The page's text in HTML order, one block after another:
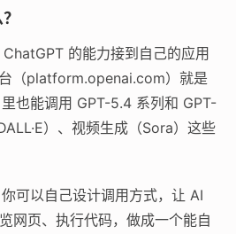
的能力接到自己的应用
（platform.openai.com）就是
也能调用 GPT-5.4 系列和 GPT-
）、视频生成（Sora）这些
可以自己设计调用方式，让 AI
网页、执行代码，做成一个能自